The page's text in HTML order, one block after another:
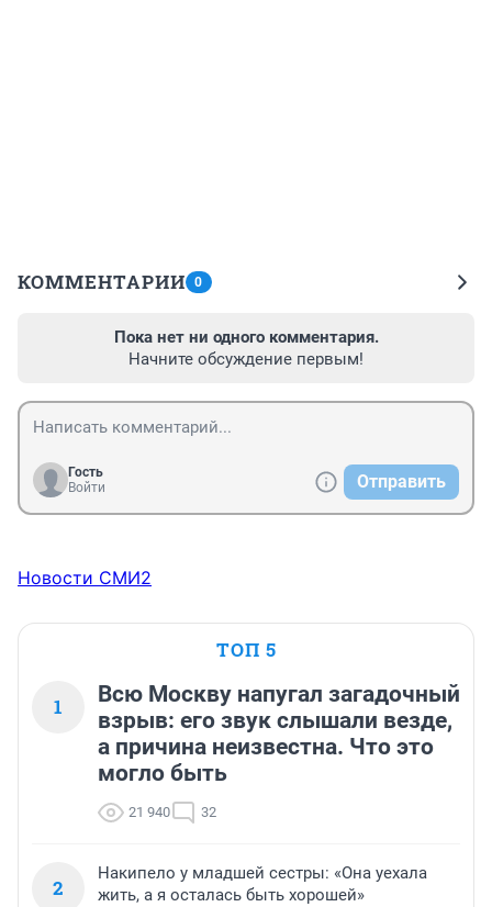
КОММЕНТАРИИ 0
Пока нет ни одного комментария.
Начните обсуждение первым!
Гость
Войти
Отправить
Новости СМИ2
ТОП 5
1
Всю Москву напугал загадочный
взрыв: его звук слышали везде,
а причина неизвестна. Что это
могло быть
21 940 32
2
Накипело у младшей сестры: «Она уехала
жить, а я осталась быть хорошей»